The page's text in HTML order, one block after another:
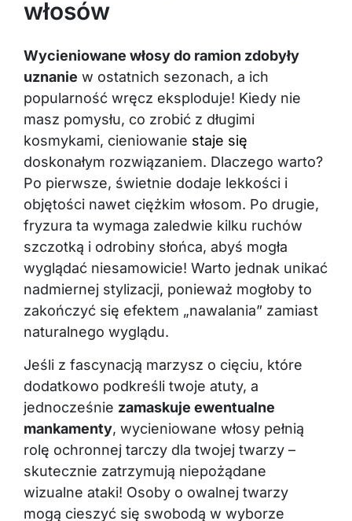
włosów
Wycieniowane włosy do ramion zdobyły
uznanie w ostatnich sezonach, a ich
popularność wręcz eksploduje! Kiedy nie
masz pomysłu, co zrobić z długimi
kosmykami, cieniowanie staje się
doskonałym rozwiązaniem. Dlaczego warto?
Po pierwsze, świetnie dodaje lekkości i
objętości nawet ciężkim włosom. Po drugie,
fryzura ta wymaga zaledwie kilku ruchów
szczotką i odrobiny słońca, abyś mogła
wyglądać niesamowicie! Warto jednak unikać
nadmiernej stylizacji, ponieważ mogłoby to
zakończyć się efektem „nawalania” zamiast
naturalnego wyglądu.
Jeśli z fascynacją marzysz o cięciu, które
dodatkowo podkreśli twoje atuty, a
jednocześnie zamaskuje ewentualne
mankamenty, wycieniowane włosy pełnią
rolę ochronnej tarczy dla twojej twarzy –
skutecznie zatrzymują niepożądane
wizualne ataki! Osoby o owalnej twarzy
mogą cieszyć się swobodą w wyborze